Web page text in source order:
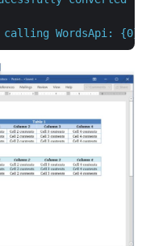
calling WordsApi: